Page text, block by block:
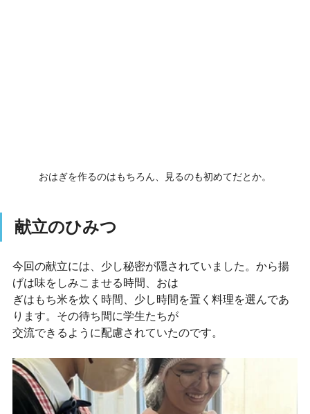
おはぎを作るのはもちろん、見るのも初めてだとか。
献立のひみつ
今回の献立には、少し秘密が隠されていました。から揚
げは味をしみこませる時間、おは
ぎはもち米を炊く時間、少し時間を置く料理を選んであ
ります。その待ち間に学生たちが
交流できるように配慮されていたのです。